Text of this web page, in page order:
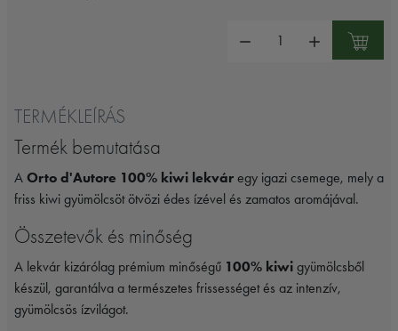
TERMÉKLEÍRÁS
Termék bemutatása
A Orto d'Autore 100% kiwi lekvár egy igazi csemege, mely a
friss kiwi gyümölcsöt ötvözi édes ízével és zamatos aromájával.
Összetevők és minőség
A lekvár kizárólag prémium minőségű 100% kiwi gyümölcsből
készül, garantálva a természetes frissességet és az intenzív,
gyümölcsös ízvilágot.